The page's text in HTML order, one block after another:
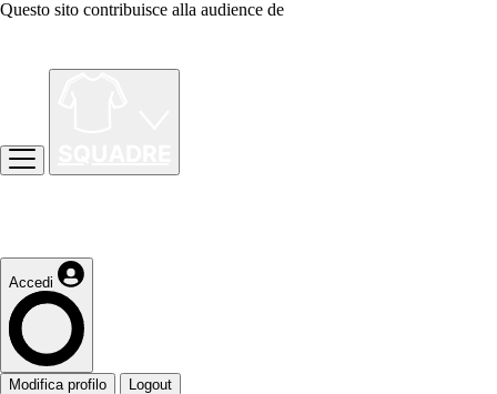
Questo sito contribuisce alla audience de
Accedi
Modifica profilo Logout